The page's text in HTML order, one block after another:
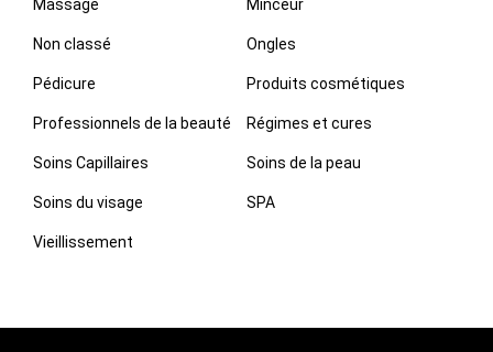
Massage Minceur
Non classé Ongles
Pédicure Produits cosmétiques
Professionnels de la beauté Régimes et cures
Soins Capillaires Soins de la peau
Soins du visage SPA
Vieillissement